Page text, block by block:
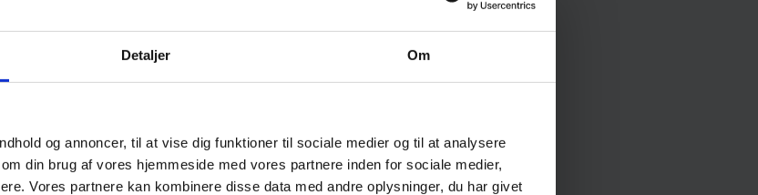
Detaljer Om
og annoncer, til at vise dig funktioner til sociale medier og til at analysere
din brug af vores hjemmeside med vores partnere inden for sociale medier,
Vores partnere kan kombinere disse data med andre oplysninger, du har givet
ugen
sejladsundervisning